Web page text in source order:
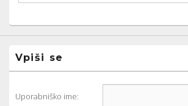
Vpiši se
Uporabniško ime: